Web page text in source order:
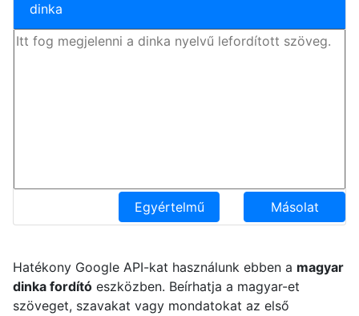
dinka
Egyértelmű Másolat
Hatékony Google API-kat használunk ebben a magyar
dinka fordítóeszközben. Beírhatja a magyar-et
szöveget, szavakat vagy mondatokat az első